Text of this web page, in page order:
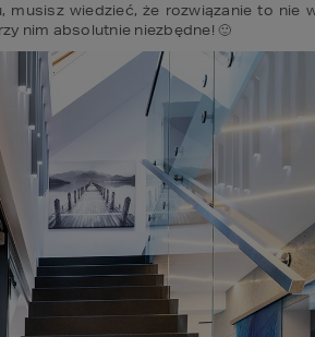
wiedzieć, że rozwiązanie to nie
nim absolutnie niezbędne! 🙂